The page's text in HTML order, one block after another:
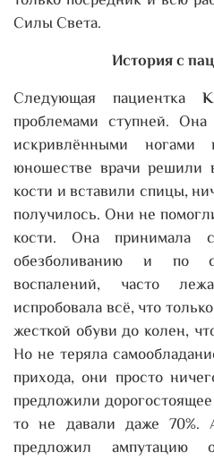
Силы Света.
История с
Следующая пациентка
проблемами ступней.
искривлёнными
юношестве врачи решили
кости и вставили спицы,
получилось. Они не
кости. Она принимала
обезболиванию и по
воспалений, часто
испробовала всё, что
жесткой обуви до колен,
Но не теряла
прихода, они просто
предложили
то не давали даже 70%.
предложил ампутацию